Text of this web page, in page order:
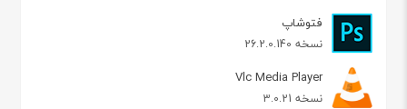
فتوشاپ
نسخه 26.2.0.140
Vlc Media Player
نسخه 3.0.21